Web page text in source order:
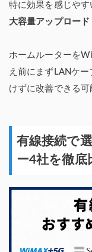
特に効果を感じやす
大容量アップロー
ホームルーターを
え前にまずLANケ
けずに改善できる可
有線接続で
ー4社を徹底